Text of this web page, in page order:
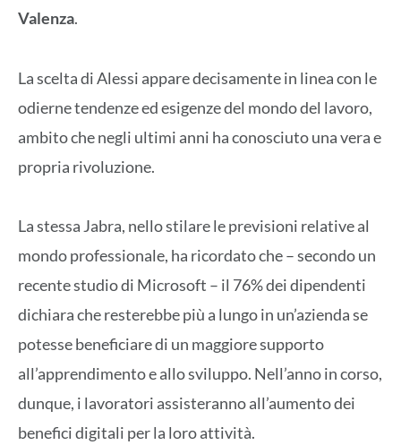
Valenza.
La scelta di Alessi appare decisamente in linea con le
odierne tendenze ed esigenze del mondo del lavoro,
ambito che negli ultimi anni ha conosciuto una vera e
propria rivoluzione.
La stessa Jabra, nello stilare le previsioni relative al
mondo professionale, ha ricordato che – secondo un
recente studio di Microsoft – il 76% dei dipendenti
dichiara che resterebbe più a lungo in un’azienda se
potesse beneficiare di un maggiore supporto
all’apprendimento e allo sviluppo. Nell’anno in corso,
dunque, i lavoratori assisteranno all’aumento dei
benefici digitali per la loro attività.